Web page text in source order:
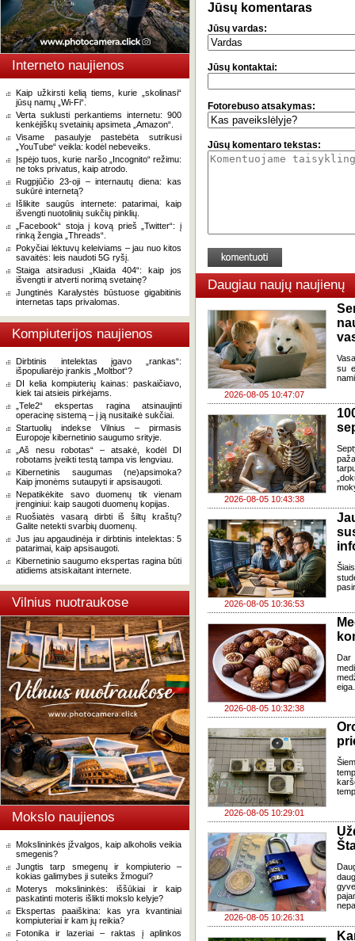
Interneto naujienos
Kaip užkirsti kelią tiems, kurie „skolinasi“
jūsų namų „Wi-Fi“.
Verta suklusti perkantiems internetu: 900
kenkėjiškų svetainių apsimeta „Amazon“.
Visame pasaulyje pastebėta sutrikusi
„YouTube“ veikla: kodėl nebeveiks.
Įspėjo tuos, kurie naršo „Incognito“ režimu:
ne toks privatus, kaip atrodo.
Rugpjūčio 23-oji – internautų diena: kas
sukūrė internetą?
Išlikite saugūs internete: patarimai, kaip
išvengti nuotolinių sukčių pinklių.
„Facebook“ stoja į kovą prieš „Twitter“: į
rinką žengia „Threads“.
Pokyčiai lėktuvų keleiviams – jau nuo kitos
savaitės: leis naudoti 5G ryšį.
Staiga atsiradusi „Klaida 404“: kaip jos
išvengti ir atverti norimą svetainę?
Jungtinės Karalystės būstuose gigabitinis
internetas taps privalomas.
Kompiuterijos naujienos
Dirbtinis intelektas įgavo „rankas“:
išpopuliarėjo įrankis „Moltbot“?
DI kelia kompiuterių kainas: paskaičiavo,
kiek tai atsieis pirkėjams.
„Tele2“ ekspertas ragina atsinaujinti
operacinę sistemą – į ją nusitaikė sukčiai.
Startuolių indekse Vilnius – pirmasis
Europoje kibernetinio saugumo srityje.
„Aš nesu robotas“ – atsakė, kodėl DI
robotams įveikti testą tampa vis lengviau.
Kibernetinis saugumas (ne)apsimoka?
Kaip įmonėms sutaupyti ir apsisaugoti.
Nepatikėkite savo duomenų tik vienam
įrenginiui: kaip saugoti duomenų kopijas.
Ruošiatės vasarą dirbti iš šiltų kraštų?
Galite netekti svarbių duomenų.
Jus jau apgaudinėja ir dirbtinis intelektas: 5
patarimai, kaip apsisaugoti.
Kibernetinio saugumo ekspertas ragina būti
atidiems atsiskaitant internete.
Vilnius nuotraukose
Mokslo naujienos
Mokslininkės įžvalgos, kaip alkoholis veikia
smegenis?
Jungtis tarp smegenų ir kompiuterio –
kokias galimybes ji suteiks žmogui?
Moterys mokslininkės: iššūkiai ir kaip
paskatinti moteris išlikti mokslo kelyje?
Ekspertas paaiškina: kas yra kvantiniai
kompiuteriai ir kam jų reikia?
Fotonika ir lazeriai – raktas į aplinkos
Jūsų komentaras
Jūsų vardas:
Jūsų kontaktai:
Fotorebuso atsakymas:
Jūsų komentaro tekstas:
Daugiau naujų naujienų
2026-08-05 10:47:07
su
2026-08-05 10:43:38
2026-08-05 10:36:53
2026-08-05 10:32:38
Dar
2026-08-05 10:29:01
2026-08-05 10:26:31